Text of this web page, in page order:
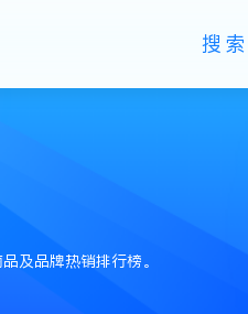
搜索
及品牌热销排行榜。